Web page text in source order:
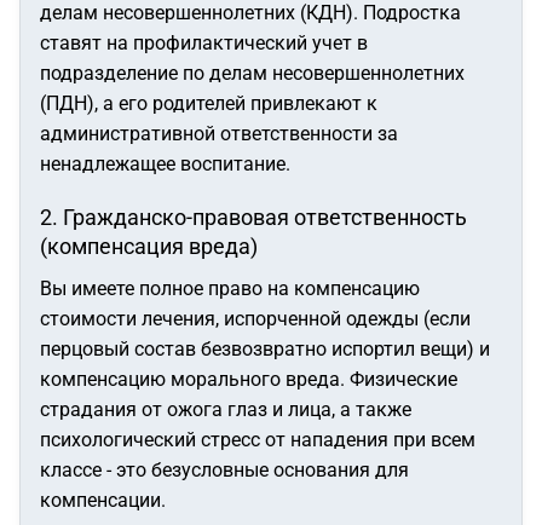
делам несовершеннолетних (КДН). Подростка
ставят на профилактический учет в
подразделение по делам несовершеннолетних
(ПДН), а его родителей привлекают к
административной ответственности за
ненадлежащее воспитание.
2. Гражданско-правовая ответственность
(компенсация вреда)
Вы имеете полное право на компенсацию
стоимости лечения, испорченной одежды (если
перцовый состав безвозвратно испортил вещи) и
компенсацию морального вреда. Физические
страдания от ожога глаз и лица, а также
психологический стресс от нападения при всем
классе - это безусловные основания для
компенсации.